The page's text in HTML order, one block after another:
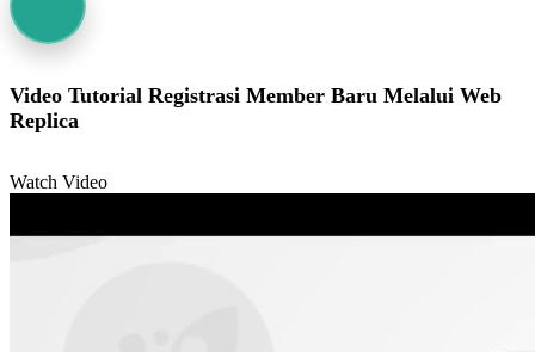
Video Tutorial Registrasi Member Baru Melalui Web
Replica
Watch Video